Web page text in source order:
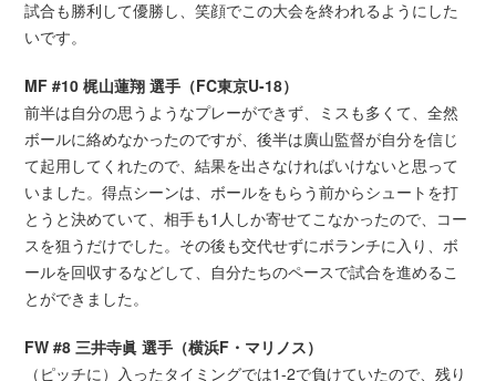
試合も勝利して優勝し、笑顔でこの大会を終われるようにした
いです。
MF #10 梶山蓮翔 選手（FC東京U-18）
前半は自分の思うようなプレーができず、ミスも多くて、全然
ボールに絡めなかったのですが、後半は廣山監督が自分を信じ
て起用してくれたので、結果を出さなければいけないと思って
いました。得点シーンは、ボールをもらう前からシュートを打
とうと決めていて、相手も1人しか寄せてこなかったので、コー
スを狙うだけでした。その後も交代せずにボランチに入り、ボ
ールを回収するなどして、自分たちのペースで試合を進めるこ
とができました。
FW #8 三井寺眞 選手（横浜F・マリノス）
（ピッチに）入ったタイミングでは1-2で負けていたので、残り